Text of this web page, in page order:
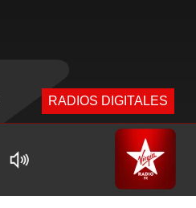
RADIOS DIGITALES